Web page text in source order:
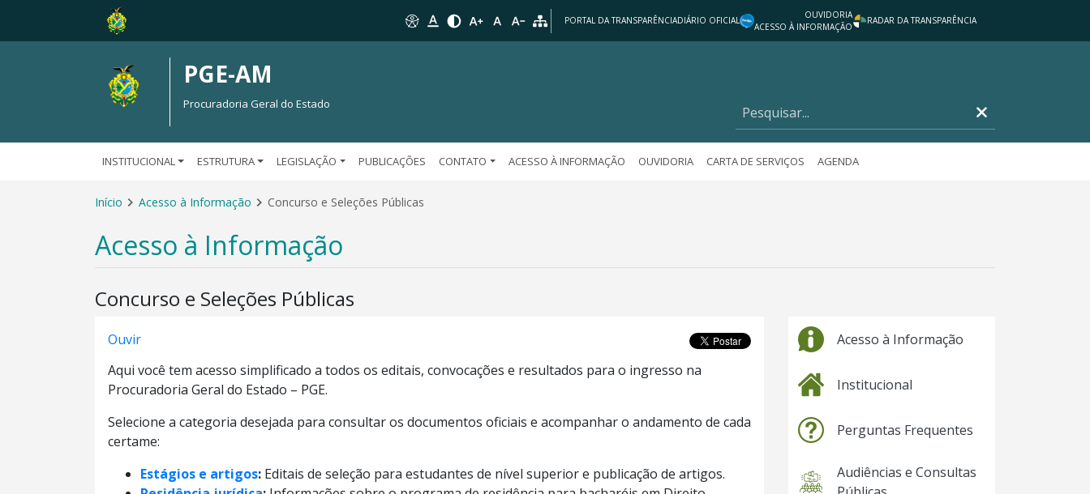
PORTAL DA TRANSPARÊNCIADIÁRIO OFICIAL
OUVIDORIA
ACESSO À INFORMAÇÃO
RADAR DA TRANSPARÊNCIA
PGE-AM
Procuradoria Geral do Estado
INSTITUCIONAL ESTRUTURA LEGISLAÇÃO PUBLICAÇÕES CONTATO ACESSO À INFORMAÇÃO OUVIDORIA CARTA DE SERVIÇOS AGENDA
Início Acesso à Informação Concurso e Seleções Públicas
Acesso à Informação
Acesso à Informação
Institucional
Perguntas Frequentes
Audiências e Consultas
Concurso e Seleções Públicas
Ouvir
Aqui você tem acesso simplificado a todos os editais, convocações e resultados para o ingresso na
Procuradoria Geral do Estado – PGE.
Selecione a categoria desejada para consultar os documentos oficiais e acompanhar o andamento de cada
certame:
Estágios e artigos: Editais de seleção para estudantes de nível superior e publicação de artigos.